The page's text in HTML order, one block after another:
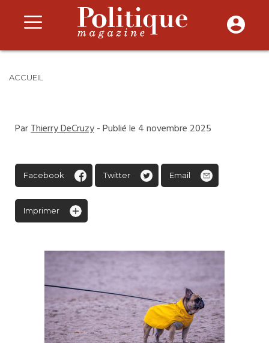
ACCUEIL
ParThierry DeCruzy- Publié le 4 novembre 2025
Facebook Twitter Email
Imprimer